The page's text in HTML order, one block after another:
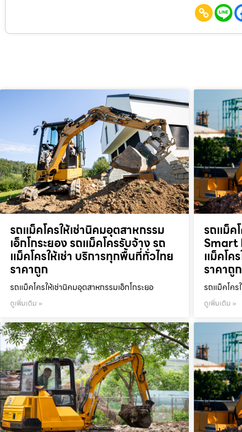
รถแม็คโครให้เช่านิคมอุตสาหกรรม
เอ็กโกระยอง รถแม็คโครรับจ้าง รถ
แม็คโครให้เช่า บริการทุกพื้นที่ทั่วไทย
ราคาถูก
รถแม็คโครให้เช่านิคมอุตสาหกรรมเอ็กโกระยอ
ดูเพิ่มเติม »
รถแม็ค
Smart
แม็คโค
ราคาถูก
รถแม็คโค
ดูเพิ่มเติม »